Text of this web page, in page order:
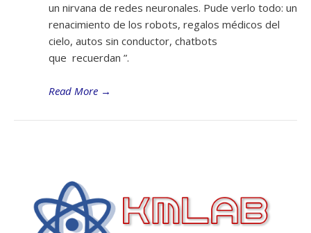
un nirvana de redes neuronales. Pude verlo todo: un
renacimiento de los robots, regalos médicos del
cielo, autos sin conductor, chatbots
que recuerdan ”.
Read More →